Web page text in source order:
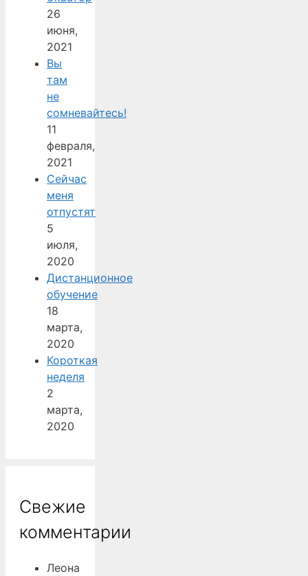
26
июня,
2021
Вы
там
не
сомневайтесь!
11
февраля,
2021
Сейчас
меня
отпустят
5
июля,
2020
Дистанционное
обучение
18
марта,
2020
Короткая
неделя
2
марта,
2020
Свежие
комментарии
Леона